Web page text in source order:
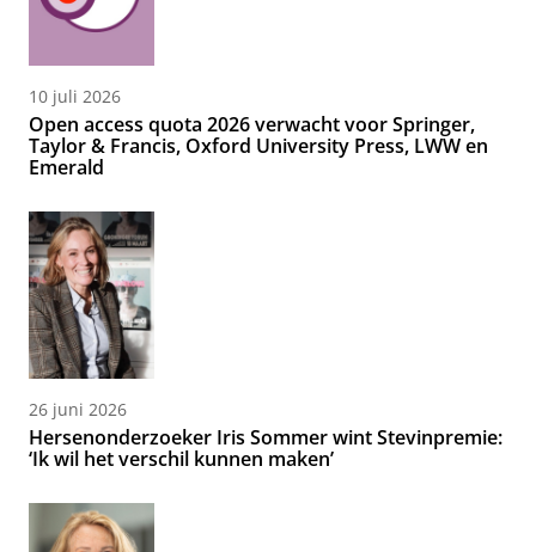
10 juli 2026
Open access quota 2026 verwacht voor Springer,
Taylor & Francis, Oxford University Press, LWW en
Emerald
26 juni 2026
Hersenonderzoeker Iris Sommer wint Stevinpremie:
‘Ik wil het verschil kunnen maken’